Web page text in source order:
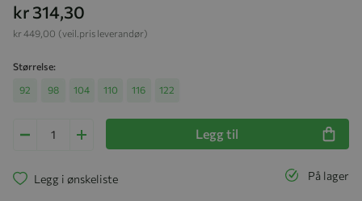
kr 314,30
(veil.pris leverandør)
kr 449,00
Størrelse
92 98 104 110 116 122
Legg til
På lager
Legg i ønskeliste